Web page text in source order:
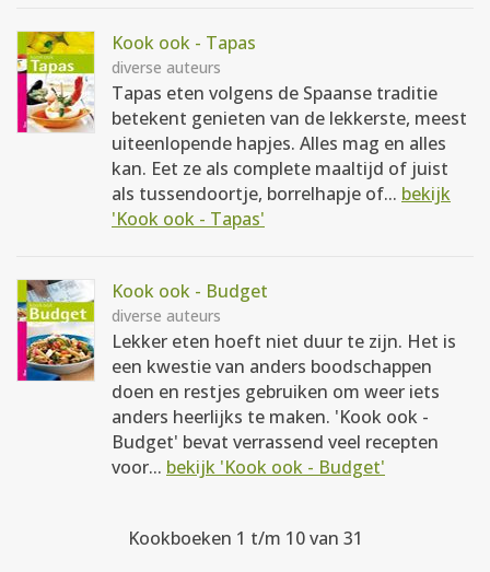
Kook ook - Tapas
diverse auteurs
Tapas eten volgens de Spaanse traditie
betekent genieten van de lekkerste, meest
uiteenlopende hapjes. Alles mag en alles
kan. Eet ze als complete maaltijd of juist
als tussendoortje, borrelhapje of... bekijk
'Kook ook - Tapas'
Kook ook - Budget
diverse auteurs
Lekker eten hoeft niet duur te zijn. Het is
een kwestie van anders boodschappen
doen en restjes gebruiken om weer iets
anders heerlijks te maken. 'Kook ook -
Budget' bevat verrassend veel recepten
voor... bekijk 'Kook ook - Budget'
Kookboeken 1 t/m 10 van 31